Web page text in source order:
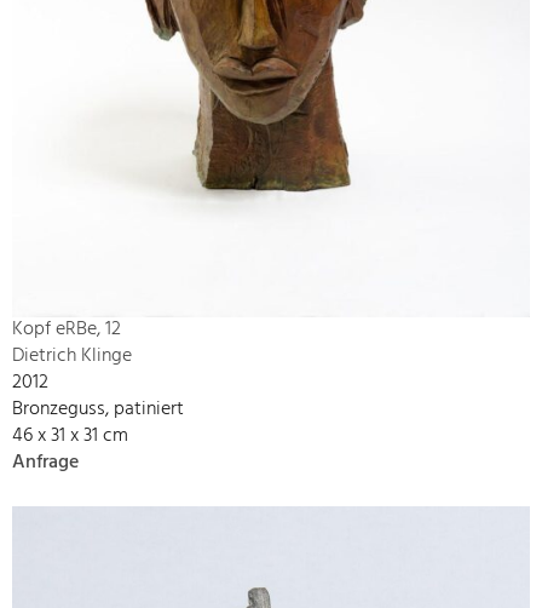
Kopf eRBe, 12
Dietrich Klinge
2012
Bronzeguss, patiniert
46 x 31 x 31 cm
Anfrage